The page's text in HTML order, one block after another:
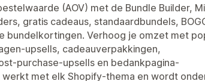
(AOV) met de Bundle Builder,
gratis cadeaus, standaardbundels,
Verhoog je omzet met
upsells, cadeauverpakkingen,
purchase-upsells en bedankpagina-
met elk Shopify-thema en wordt